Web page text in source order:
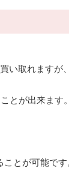
い取れますが
とが出来ま
とが可能で